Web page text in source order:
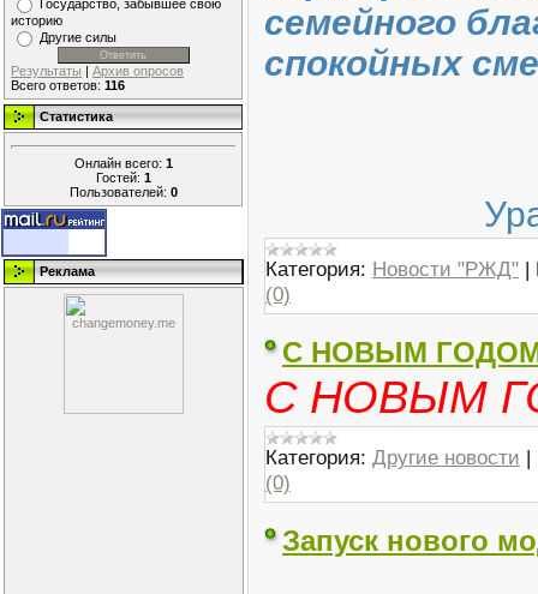
Государство, забывшее свою
историю
Другие силы
Результаты | Архив опросов
Всего ответов: 116
Статистика
Онлайн всего: 1
Гостей: 1
Пользователей: 0
Реклама
семейного
спокойных
Категория: Новости "РЖД" |
(0)
С НОВЫМ
С НОВЫМ
Категория: Другие новости |
(0)
Запуск нового